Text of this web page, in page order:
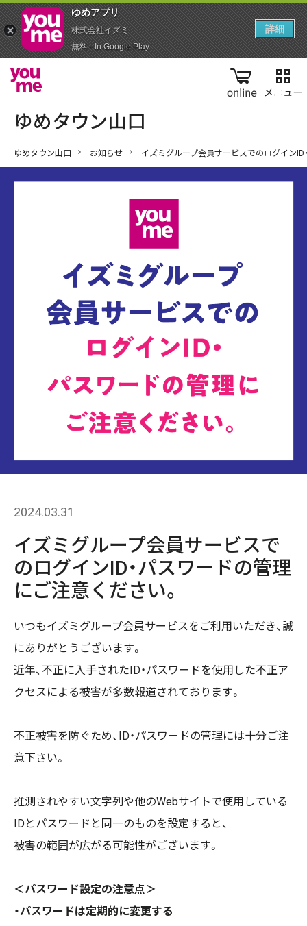
online
ゆめタウン山口 お知らせ イズミグループ会員サービスでのログインID
2024.03.31
イズミグループ会員サービスで
のログインID・パスワードの管理
にご注意ください。
いつもイズミグループ会員サービスをご利用いただき、誠
にありがとうございます。
近年、不正に入手されたID・パスワードを使用した不正ア
クセスによる被害が多数報道されております。
不正被害を防ぐため、ID・パスワードの管理には十分ご注
意下さい。
推測されやすい文字列や他のWebサイトで使用している
IDとパスワードと同一のものを設定すると、
被害の範囲が広がる可能性がございます。
＜パスワード設定の注意点＞
・パスワードは定期的に変更する
ゆめアプ‪リ‬
株式会社イズミ
無料 - In Google Play
詳細